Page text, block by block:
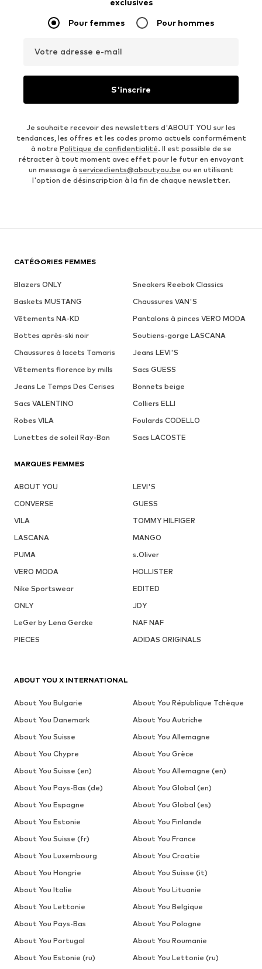
Pour femmes Pour hommes
Votre adresse e-mail
S'inscrire
Je souhaite recevoir des newsletters d'ABOUT YOU sur les
tendances, les offres et les codes promo actuels conformément
à notre Politique de confidentialité. Il est possible de se
rétracter à tout moment avec effet pour le futur en envoyant
un message à serviceclients@aboutyou.be ou en utilisant
l'option de désinscription à la fin de chaque newsletter.
CATÉGORIES FEMMES
Blazers ONLY
Sneakers Reebok Classics
Baskets MUSTANG
Chaussures VAN'S
Vêtements NA-KD
Pantalons à pinces VERO MODA
Bottes après-ski noir
Soutiens-gorge LASCANA
Chaussures à lacets Tamaris
Jeans LEVI'S
Vêtements florence by mills
Sacs GUESS
Jeans Le Temps Des Cerises
Bonnets beige
Sacs VALENTINO
Colliers ELLI
Robes VILA
Foulards CODELLO
Lunettes de soleil Ray-Ban
Sacs LACOSTE
MARQUES FEMMES
ABOUT YOU
LEVI'S
CONVERSE
GUESS
VILA
TOMMY HILFIGER
LASCANA
MANGO
PUMA
s.Oliver
VERO MODA
HOLLISTER
Nike Sportswear
EDITED
ONLY
JDY
LeGer by Lena Gercke
NAF NAF
PIECES
ADIDAS ORIGINALS
ABOUT YOU X INTERNATIONAL
About You Bulgarie
About You République Tchèque
About You Danemark
About You Autriche
About You Suisse
About You Allemagne
About You Chypre
About You Grèce
About You Suisse (en)
About You Allemagne (en)
About You Pays-Bas (de)
About You Global (en)
About You Espagne
About You Global (es)
About You Estonie
About You Finlande
About You Suisse (fr)
About You France
About You Luxembourg
About You Croatie
About You Hongrie
About You Suisse (it)
About You Italie
About You Lituanie
About You Lettonie
About You Belgique
About You Pays-Bas
About You Pologne
About You Portugal
About You Roumanie
About You Estonie (ru)
About You Lettonie (ru)